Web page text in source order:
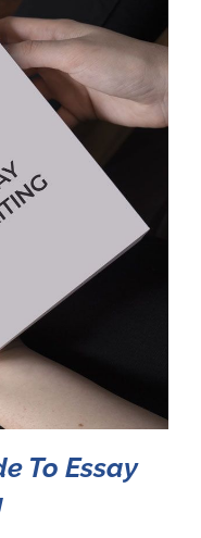
To Essay